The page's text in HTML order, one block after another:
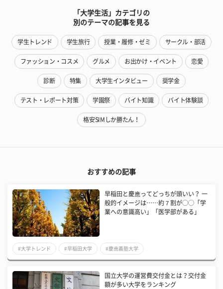
「大学生活」カテゴリの
別のテーマの記事を見る
学生トレンド 学生旅行 授業・履修・ゼミ サークル・部活
ファッション・コスメ グルメ お出かけ・イベント 恋愛
診断 特集 大学生インタビュー 奨学金
テスト・レポート対策 学園祭 バイト知識 バイト体験談
格安SIMしか勝たん！
おすすめの記事
早稲田と慶應ってどっちが頭いい？ 一
般的イメージは……約７割が◯◯「学
業への意識高い」「医学部がある」
#大学トレンド #早稲田大学 #慶應義塾大学
国立大学の運営費交付金とは？交付金
額が多い大学をランキング